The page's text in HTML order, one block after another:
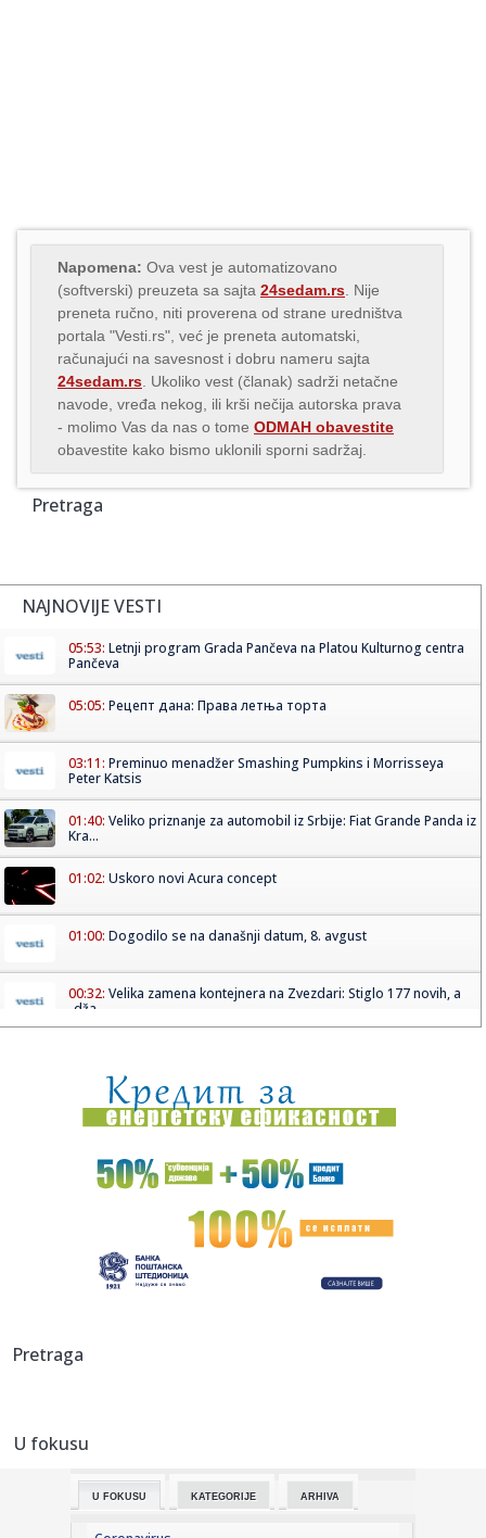
Napomena: Ova vest je automatizovano
(softverski) preuzeta sa sajta 24sedam.rs . Nije
preneta ručno, niti proverena od strane uredništva
portala "Vesti.rs", već je preneta automatski,
računajući na savesnost i dobru nameru sajta
24sedam.rs . Ukoliko vest (članak) sadrži netačne
navode, vređa nekog, ili krši nečija autorska prava
- molimo Vas da nas o tome ODMAH obavestite
obavestite kako bismo uklonili sporni sadržaj.
Pretraga
NAJNOVIJE VESTI
05:53: Letnji program Grada Pančeva na Platou Kulturnog centra
Pančeva
05:05: Рецепт дана: Права летња торта
03:11: Preminuo menadžer Smashing Pumpkins i Morrisseya
Peter Katsis
01:40: Veliko priznanje za automobil iz Srbije: Fiat Grande Panda iz
Kra...
01:02: Uskoro novi Acura concept
01:00: Dogodilo se na današnji datum, 8. avgust
00:32: Velika zamena kontejnera na Zvezdari: Stiglo 177 novih, a
„dža...
00:03:Na današnji dan, 8. avgust
00:03:Volkswagen menja poslovnu strategiju u SAD
PARTIZAN TRLJA RUKE: Transfer Saše Lukića doneo crno-
23:48:Otišao iz Arsenala pre nego što su podigli trofej – vratio
...
23:42:
23:35: "Nema lakih utakmica, ali mi smo Vojvodina"
Pretraga
U fokusu
U FOKUSU KATEGORIJE ARHIVA